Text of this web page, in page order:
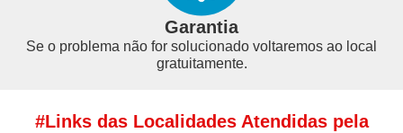
Garantia
Se o problema não for solucionado voltaremos ao local
gratuitamente.
#Links das Localidades Atendidas pela